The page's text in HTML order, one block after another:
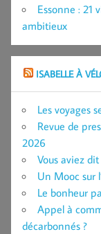
Essonne : 21
ambitieux
ISABELLE À
Les voyages
Revue de
2026
Vous aviez
Un Mooc sur
Le bonheur
Appel à
décarbonnés ?